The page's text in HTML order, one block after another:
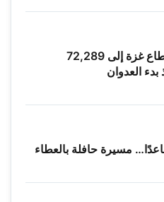
ارتفاع حصيلة الشهداء في قطاع غزة إلى 72,289
مسيرة حافلة بالعطاء